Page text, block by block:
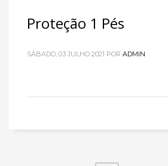
Proteção 1 Pés
SÁBADO, 03 JULHO 2021 POR ADMIN